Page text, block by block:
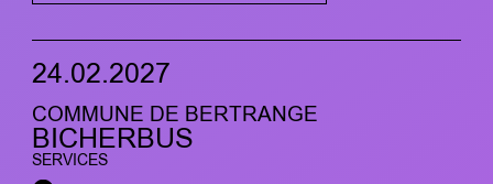
24.02.2027
COMMUNE DE BERTRANGE
BICHERBUS
SERVICES